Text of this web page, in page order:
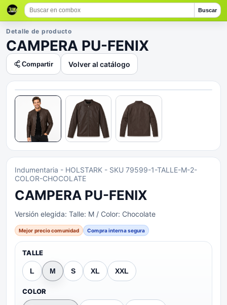
Buscar
Detalle de producto
CAMPERA PU-FENIX
Compartir Volver al catálogo
Indumentaria - HOLSTARK - SKU 79599-1-TALLE-M-2-
COLOR-CHOCOLATE
CAMPERA PU-FENIX
Versión elegida: Talle: M / Color: Chocolate
Mejor precio comunidad Compra interna segura
TALLE
L M S XL XXL
COLOR